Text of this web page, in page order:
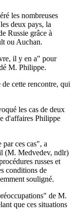
les nombreuses
deux pays, la
Russie grâce à
ou Auchan.
il y en a" pour
M. Philippe.
cette rencontre, qui
les cas de deux
d'affaires Philippe
ces cas", a
(M. Medvedev, ndlr)
russes et
conditions de
souligné.
de M.
que ces situations